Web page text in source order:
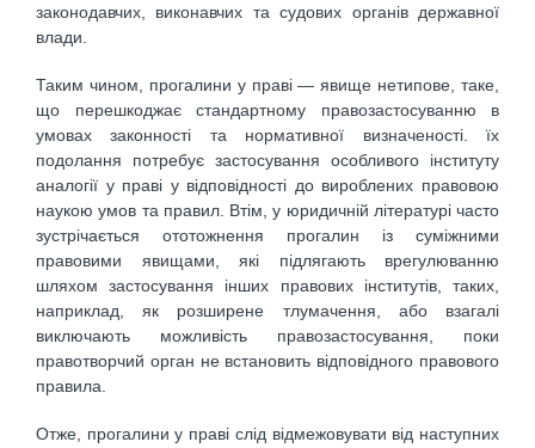
законодавчих, виконавчих та судових органів державної
влади.
Таким чином, прогалини у праві — явище нетипове, таке,
що перешкоджає стандартному правозастосуванню в
умовах законності та нормативної визначеності. їх
подолання потребує застосування особливого інституту
аналогії у праві у відповідності до вироблених правовою
наукою умов та правил. Втім, у юридичній літературі часто
зустрічається ототожнення прогалин із суміжними
правовими явищами, які підлягають врегулюванню
шляхом застосування інших правових інститутів, таких,
наприклад, як розширене тлумачення, або взагалі
виключають можливість правозастосування, поки
правотворчий орган не встановить відповідного правового
правила.
Отже, прогалини у праві слід відмежовувати від наступних